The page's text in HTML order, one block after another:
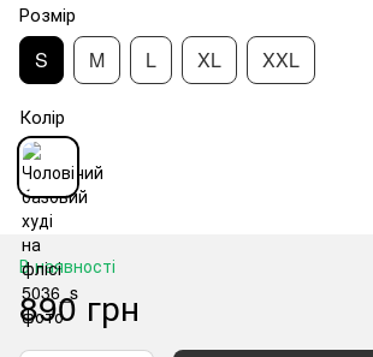
Розмір
S M L XL XXL
Колір
В наявності
890 грн